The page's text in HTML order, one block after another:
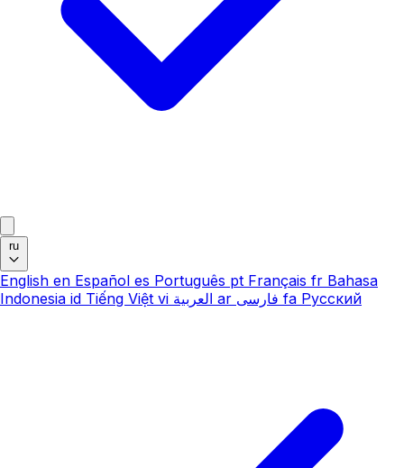
ru
English en Español es Português pt Français fr Bahasa
Indonesia id Tiếng Việt vi العربية ar فارسی fa Русский